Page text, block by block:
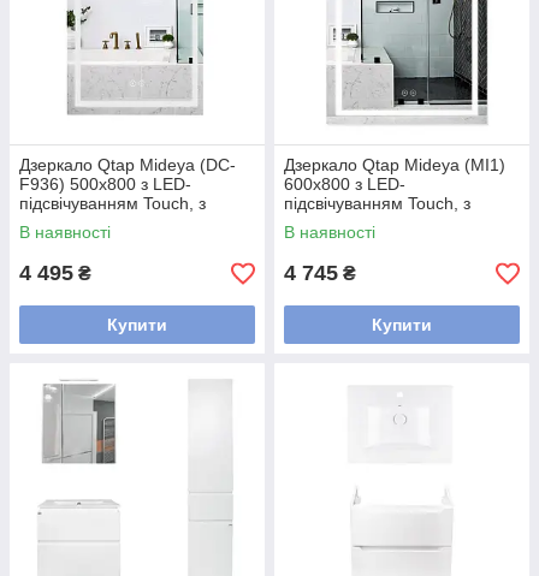
Дзеркало Qtap Mideya (DC-
F936) 500х800 з LED-
підсвічуванням Touch, з
антизапотіванням, димером
QT2078F936W
В наявності
4 495 ₴
Купити
Дзеркало Qtap Mideya (MI1)
600х800 з LED-
підсвічуванням Touch, з
антизапотіванням, димером
QT2078F937W
В наявності
4 745 ₴
Купити